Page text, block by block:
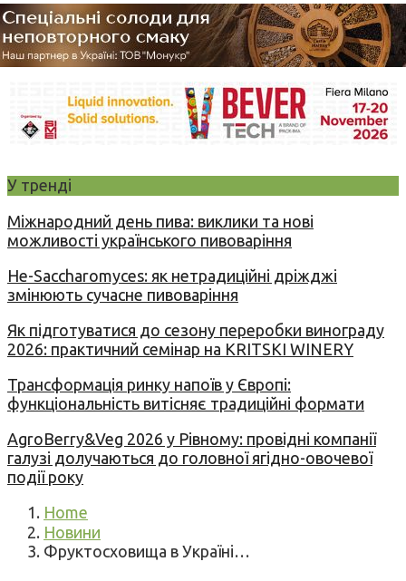
У тренді
Міжнародний день пива: виклики та нові
можливості українського пивоваріння
Не-Saccharomyces: як нетрадиційні дріжджі
змінюють сучасне пивоваріння
Як підготуватися до сезону переробки винограду
2026: практичний семінар на KRITSKI WINERY
Трансформація ринку напоїв у Європі:
функціональність витісняє традиційні формати
AgroBerry&Veg 2026 у Рівному: провідні компанії
галузі долучаються до головної ягідно-овочевої
події року
Home
Новини
Фруктосховища в Україні…